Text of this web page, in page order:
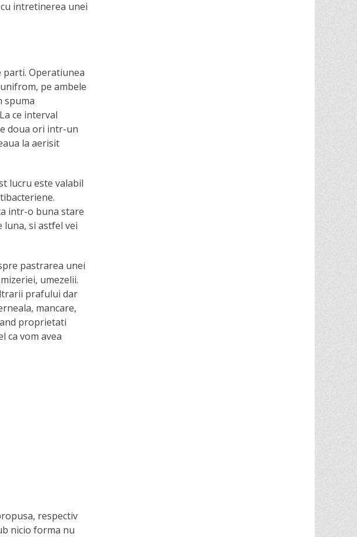
intretinerea unei
parti. Operatiunea
pe ambele
spuma
ce interval
doua ori intr-un
la aerisit
lucru este valabil
intr-o buna stare
luna, si astfel vei
pastrarea unei
umezelii.
prafului dar
mancare,
proprietati
ca vom avea
respectiv
nicio forma nu